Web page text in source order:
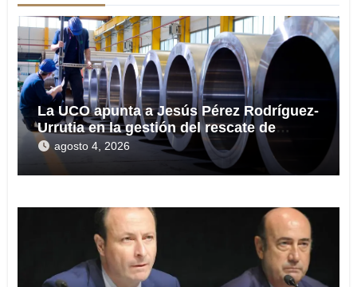
La UCO apunta a Jesús Pérez Rodríguez-
Urrutia en la gestión del rescate de
Tubos Reunidos
agosto 4, 2026